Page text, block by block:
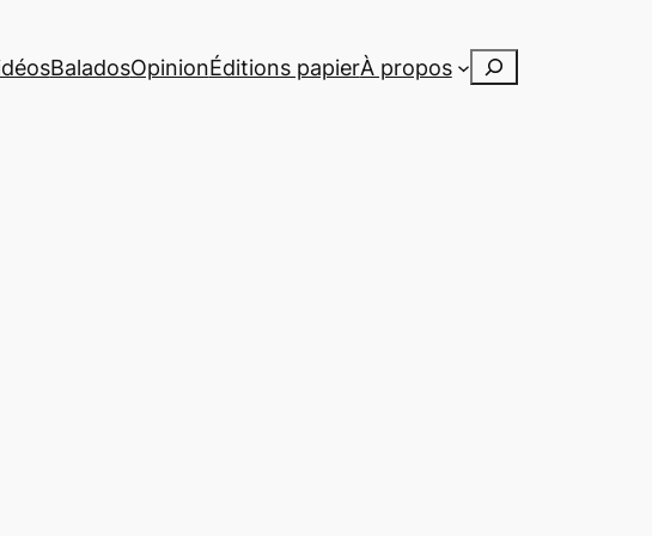
BaladosOpinionÉditions papierÀ propos Rechercher